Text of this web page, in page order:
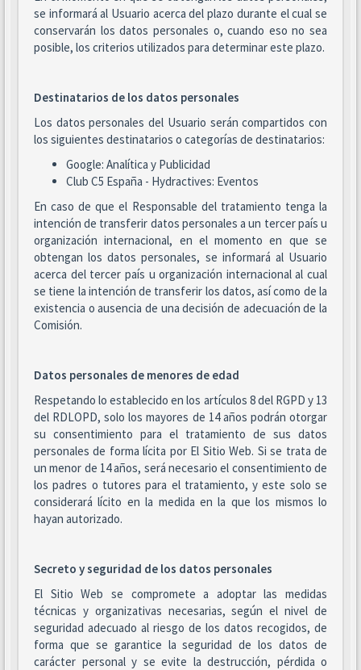
se informará al Usuario acerca del plazo durante el cual se
conservarán los datos personales o, cuando eso no sea
posible, los criterios utilizados para determinar este plazo.
Destinatarios de los datos personales
Los datos personales del Usuario serán compartidos con
los siguientes destinatarios o categorías de destinatarios:
Google: Analítica y Publicidad
Club C5 España - Hydractives: Eventos
En caso de que el Responsable del tratamiento tenga la
intención de transferir datos personales a un tercer país u
organización internacional, en el momento en que se
obtengan los datos personales, se informará al Usuario
acerca del tercer país u organización internacional al cual
se tiene la intención de transferir los datos, así como de la
existencia o ausencia de una decisión de adecuación de la
Comisión.
Datos personales de menores de edad
Respetando lo establecido en los artículos 8 del RGPD y 13
del RDLOPD, solo los mayores de 14 años podrán otorgar
su consentimiento para el tratamiento de sus datos
personales de forma lícita por El Sitio Web. Si se trata de
un menor de 14 años, será necesario el consentimiento de
los padres o tutores para el tratamiento, y este solo se
considerará lícito en la medida en la que los mismos lo
hayan autorizado.
Secreto y seguridad de los datos personales
El Sitio Web se compromete a adoptar las medidas
técnicas y organizativas necesarias, según el nivel de
seguridad adecuado al riesgo de los datos recogidos, de
forma que se garantice la seguridad de los datos de
carácter personal y se evite la destrucción, pérdida o